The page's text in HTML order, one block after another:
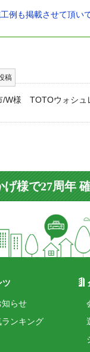
例も掲載させて頂い
/W様 TOTOウォシュ
様で27周年
ツ
知らせ
ンキング